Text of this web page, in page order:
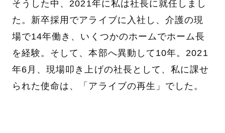
そうした中、2021年に私は社長に就任しまし
た。新卒採用でアライブに入社し、介護の現
場で14年働き、いくつかのホームでホーム長
を経験。そして、本部へ異動して10年。2021
年6月、現場叩き上げの社長として、私に課せ
られた使命は、「アライブの再生」でした。